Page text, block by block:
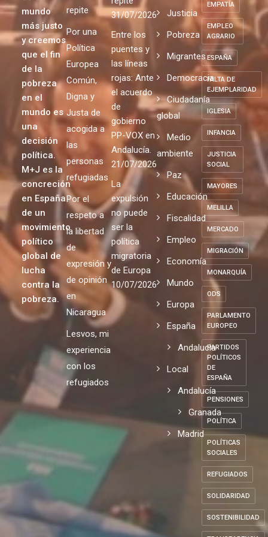
mundo
más justo
y creemos
que el fin
de la
pobreza
en el
mundo es
una
decisión
política.
M+J es la
concreción
en España
de un
movimiento
político
global de
lucha
contra la
pobreza.
repite
Por una
Política
Europea
Común,
Digna y
Justa de
acogida a
las
personas
refugiadas
Por el
respeto a
la libertad
de
expresión y
de opinión
en
Nicaragua
Lesvos, mi
experiencia
con los
refugiados
31/07/2026
Entre los
puentes y
las líneas
rojas: Ante
el acuerdo
de
gobierno
PP-VOX en
Andalucía.
21/07/2026
La
expulsión
no puede
ser la
política
migratoria
de Europa
10/07/2026
Justicia
Pobreza
Migrantes
Democracia
Ciudadanía
global
Medio
ambiente
Paz
Educación
Fiscalidad
Empleo
Economía
Mundo
Europa
España
Andalucia
Local
Andalucía
Granada
Madrid
EMPATÍA
EMPLEO
AGRARIO
ESPAÑA
FALTA DE
EJEMPLARIDAD
IGLESIA
INFANCIA
JUSTICIA
SOCIAL
MAYORES
MELILLA
MERCADO
MIGRACIÓN
MONARQUÍA
ODS
PARLAMENTO
EUROPEO
PARTIDOS
POLÍTICOS
DE
ESPAÑA
PENSIONES
POLÍTICA
POLÍTICAS
SOCIALES
REFUGIADOS
SOLIDARIDAD
SOSTENIBILIDAD